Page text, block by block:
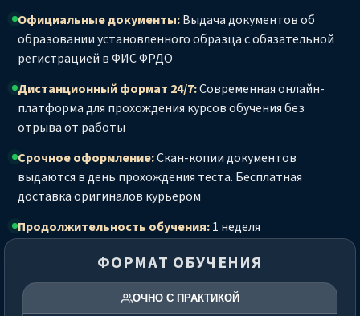
Официальные документы:Выдача документов об
образовании установленного образца с обязательной
регистрацией в ФИС ФРДО
Дистанционный формат 24/7:Современная онлайн-
платформа для прохождения курсов обучения без
отрыва от работы
Срочное оформление:Скан-копии документов
выдаются в день прохождения теста. Бесплатная
доставка оригиналов курьером
Продолжительность обучения:1 неделя
ФОРМАТ ОБУЧЕНИЯ
ОЧНО С ПРАКТИКОЙ